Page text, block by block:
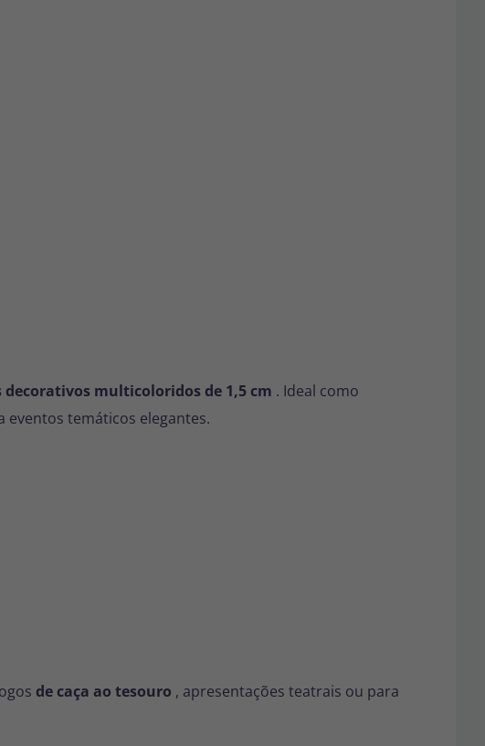
decorativos multicoloridos de 1,5 cm . Ideal como
eventos temáticos elegantes.
de caça ao tesouro , apresentações teatrais ou para